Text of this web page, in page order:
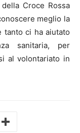
Croce Rossa
meglio la
tanto ci ha aiutato
sanitaria, per
al volontariato in